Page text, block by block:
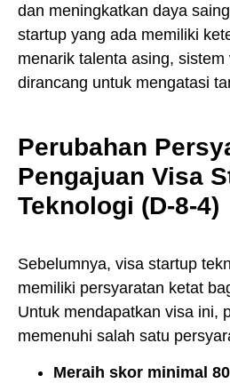
dan meningkatkan daya
startup yang ada memiliki
menarik talenta asing, sistem
dirancang untuk mengatasi
Perubahan
Pengajuan Visa
Teknologi (D-8-4)
Sebelumnya, visa startup
memiliki persyaratan ketat
Untuk mendapatkan visa ini,
memenuhi salah satu
Meraih skor minimal